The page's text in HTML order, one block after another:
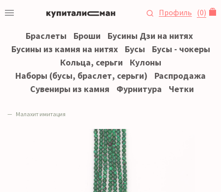
Профиль (0)
Браслеты Броши
Бусины Дзи на нитях
Бусины из камня на нитях
Бусы
Бусы - чокеры
Кольца, серьги
Кулоны
Наборы (бусы, браслет, серьги)
Распродажа
Сувениры из камня
Фурнитура Четки
Малахит имитация